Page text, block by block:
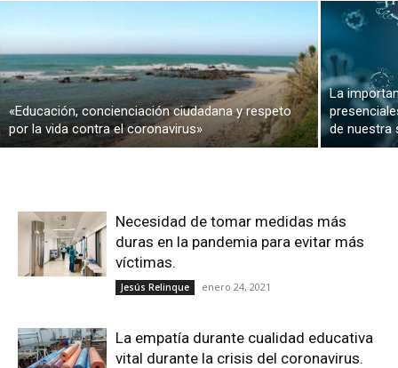
«Educación, concienciación ciudadana y respeto
por la vida contra el coronavirus»
La
de nuestra
Necesidad de tomar medidas más
duras en la pandemia para evitar más
víctimas.
Jesús Relinque enero 24, 2021
La empatía durante cualidad educativa
vital durante la crisis del coronavirus.